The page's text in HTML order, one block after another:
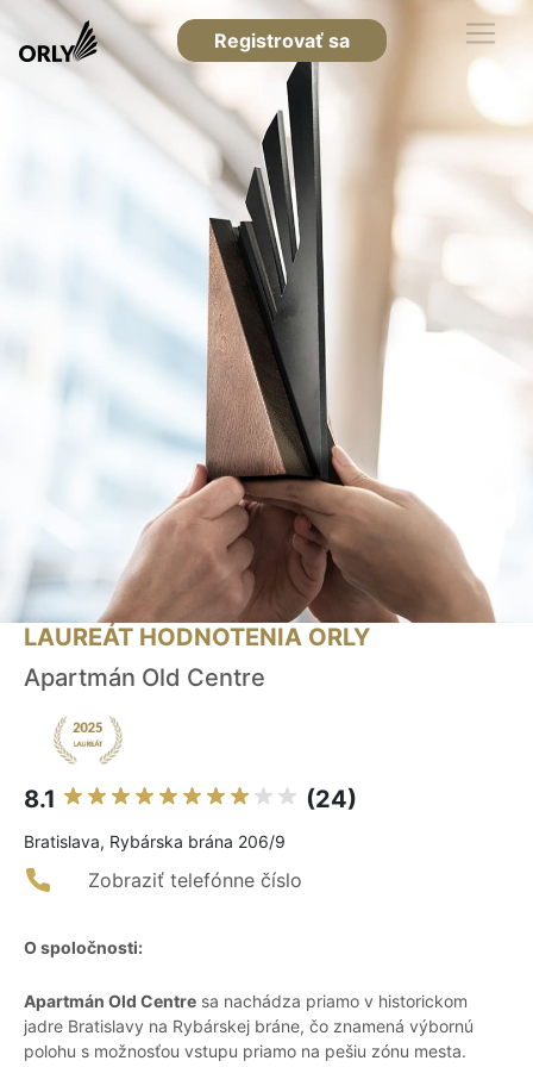
Registrovať sa
LAUREÁT HODNOTENIA ORLY
Apartmán Old Centre
8.1 (24)
Bratislava, Rybárska brána 206/9
Zobraziť telefónne číslo
O spoločnosti:
Apartmán Old Centre sa nachádza priamo v historickom
jadre Bratislavy na Rybárskej bráne, čo znamená výbornú
polohu s možnosťou vstupu priamo na pešiu zónu mesta.